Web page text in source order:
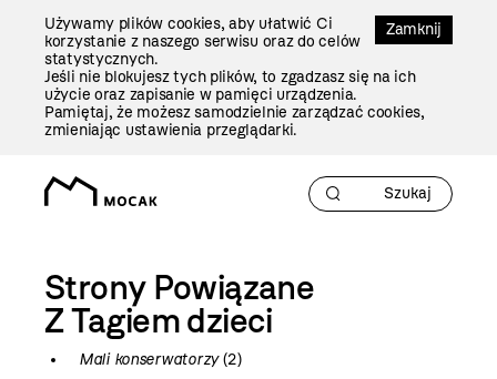
Zamknij
Używamy plików cookies, aby ułatwić Ci
korzystanie z naszego serwisu oraz do celów
statystycznych.
Jeśli nie blokujesz tych plików, to zgadzasz się na ich
użycie oraz zapisanie w pamięci urządzenia.
Pamiętaj, że możesz samodzielnie zarządzać cookies,
zmieniając ustawienia przeglądarki.
Strony Powiązane
Z Tagiemdzieci
Mali konserwatorzy(2)